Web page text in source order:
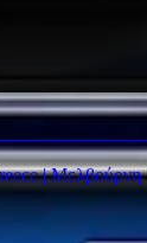
| Μελβούρνη